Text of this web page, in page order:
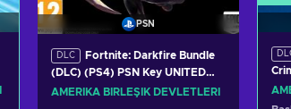
PSN
DLC
Fortnite: Darkfire Bundle
(DLC) (PS4) PSN Key UNITED
STATES
AMERIKA BIRLEŞIK DEVLETLERI